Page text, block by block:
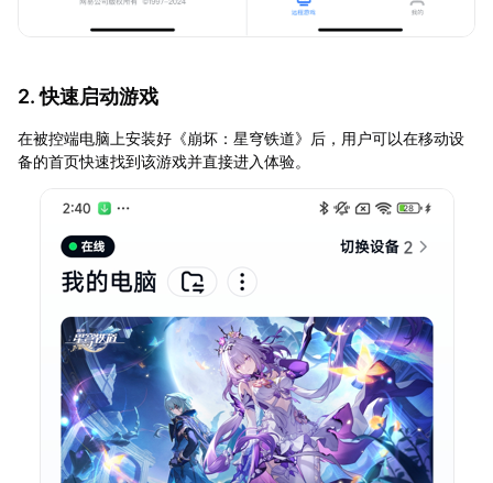
2. 快速启动游戏
在被控端电脑上安装好《崩坏：星穹铁道》后，用户可以在移动设
备的首页快速找到该游戏并直接进入体验。